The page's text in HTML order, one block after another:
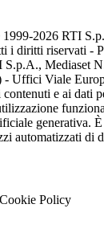
2026 RTI
i diritti riservati -
Mediaset
- Uffici Viale
e ai dati
generativa.
automatizzati di
Cookie Policy